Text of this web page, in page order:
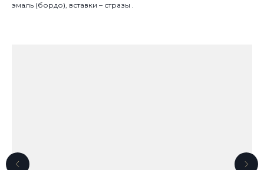
эмаль (бордо), вставки – стразы .